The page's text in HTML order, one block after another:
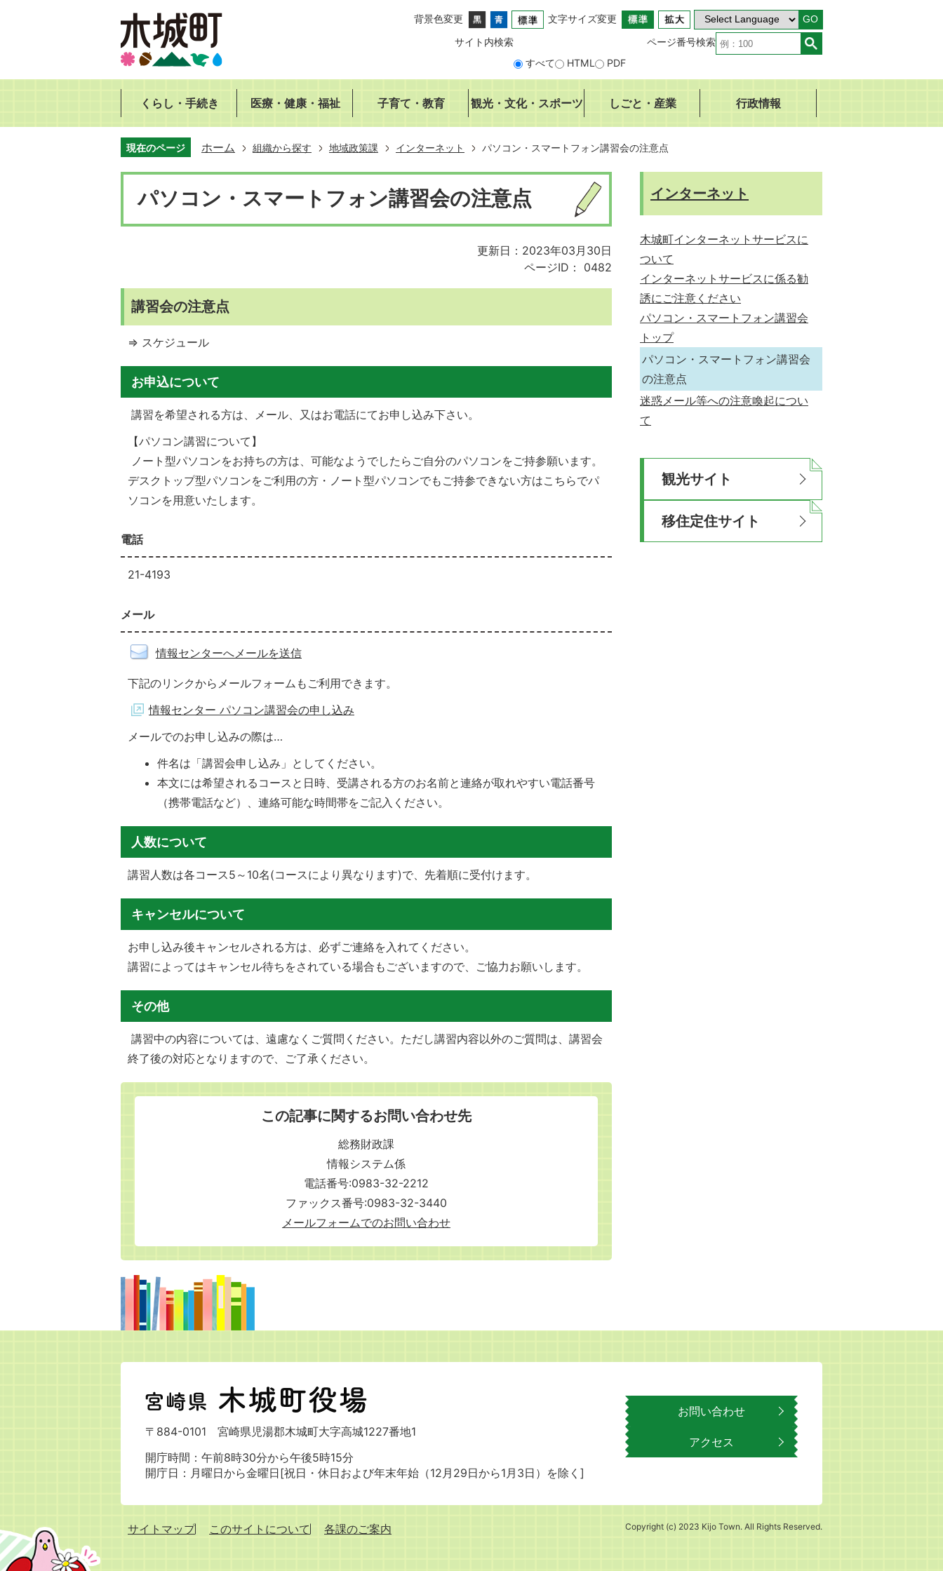
背景色変更 文字サイズ変更 GO
サイト内検索
すべて
HTML PDF
ページ番号検索
くらし・手続き 医療・健康・福祉 子育て・教育 観光・文化・スポーツ しごと・産業 行政情報
現在のページ ホーム 組織から探す 地域政策課 インターネット パソコン・スマートフォン講習会の注意点
パソコン・スマートフォン講習会の注意点
更新日：2023年03月30日
ページID：
0482
講習会の注意点
⇒ スケジュール
お申込について
講習を希望される方は、メール、又はお電話にてお申し込み下さい。
【パソコン講習について】
ノート型パソコンをお持ちの方は、可能なようでしたらご自分のパソコンをご持参願います。
デスクトップ型パソコンをご利用の方・ノート型パソコンでもご持参できない方はこちらでパ
ソコンを用意いたします。
電話
21-4193
メール
情報センターへメールを送信
下記のリンクからメールフォームもご利用できます。
情報センター パソコン講習会の申し込み
メールでのお申し込みの際は…
件名は「講習会申し込み」としてください。
本文には希望されるコースと日時、受講される方のお名前と連絡が取れやすい電話番号
（携帯電話など）、連絡可能な時間帯をご記入ください。
人数について
講習人数は各コース5～10名(コースにより異なります)で、先着順に受付けます。
キャンセルについて
お申し込み後キャンセルされる方は、必ずご連絡を入れてください。
講習によってはキャンセル待ちをされている場合もございますので、ご協力お願いします。
その他
講習中の内容については、遠慮なくご質問ください。ただし講習内容以外のご質問は、講習会
終了後の対応となりますので、ご了承ください。
この記事に関するお問い合わせ先
総務財政課
情報システム係
電話番号:0983-32-2212
ファックス番号:0983-32-3440
メールフォームでのお問い合わせ
インターネット
木城町インターネットサービスに
ついて
インターネットサービスに係る勧
誘にご注意ください
パソコン・スマートフォン講習会
トップ
パソコン・スマートフォン講習会
の注意点
迷惑メール等への注意喚起につい
て
観光サイト
移住定住サイト
宮
崎
県
木
城
町
場
〒884-0101 宮崎県児湯郡木城町大字高城1227番地1
開庁時間：午前8時30分から午後5時15分
開庁日：月曜日から金曜日[祝日・休日および年末年始（12月29日から1月3日）を除く]
お問い合わせ
アクセス
サイトマップ このサイトについて 各課のご案内 Copyright (c) 2023 Kijo Town. All Rights Reserved.